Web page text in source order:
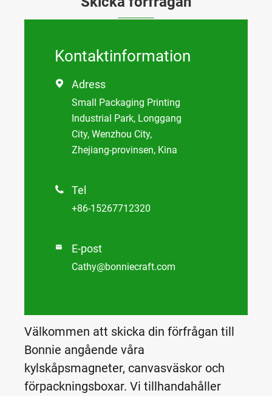
Kontaktinformation
 Adress
Small Packaging Printing
Industrial Park, Longgang
City, Wenzhou City,
Zhejiang-provinsen, Kina
 Tel
+86-15267712320
 E-post
Cathy@bonniecraft.com
Välkommen att skicka din förfrågan till
Bonnie angående våra
kylskåpsmagneter, canvasväskor och
förpackningsboxar. Vi tillhandahåller